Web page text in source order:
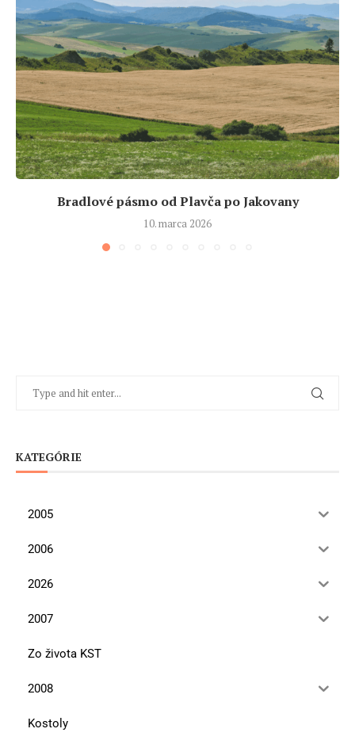
Bradlové pásmo od Plavča po Jakovany
10. marca 2026
KATEGÓRIE
2005
2006
2026
2007
Zo života KST
2008
Kostoly